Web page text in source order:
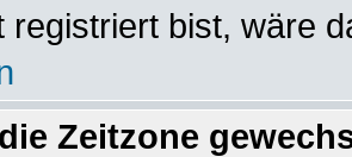
registriert bist, wäre
Zeitzone